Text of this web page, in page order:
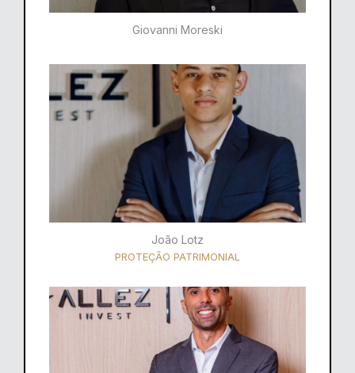
Giovanni Moreski
João Lotz
PROTEÇÃO PATRIMONIAL